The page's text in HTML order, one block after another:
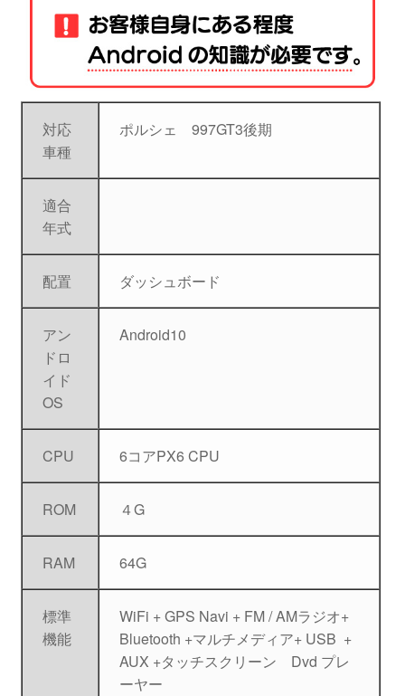
対応
車種
ポルシェ 997GT3後期
適合
年式
配置 ダッシュボード
アン
ドロ
イド
OS
Android10
CPU 6コアPX6 CPU
ROM ４G
RAM 64G
標準
機能
WiFi + GPS Navi + FM / AMラジオ+
Bluetooth +マルチメディア+ USB +
AUX +タッチスクリーン Dvd プレ
ーヤー